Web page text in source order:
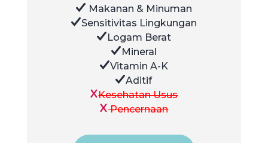
Makanan & Minuman
Sensitivitas Lingkungan
Logam Berat
Mineral
Vitamin A-K
Aditif
Kesehatan Usus
Pencernaan